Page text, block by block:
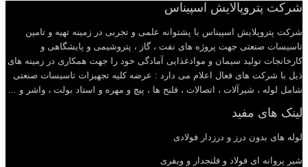
شرکت پتروپالایش اسپیناس
شرکت پتروپلایش اسپیناس با پشتوانه علمی و تجربی در زمینه تهیه و تامین
تاسیسات صنعتی جهت پروژه های نفت ، گاز ، پتروشیمی و پایشگاهی و
کارخانجات تولید سیمان و موادغذایی آمادگی خود را جهت همکاری در زمینه های
ذیل با شرکت های فعال اعلام می دارد : عرضه کلیه تجهیزات تاسیسات صنعتی
شامل لوله ، شیرآلات ، اتصالات ، فلنج ها ، پیچ و مهره و استاد بولت ، واشر و ...
لینک های مفید
لوله های بدون درز و درزدار فولادی
شیر پروانه ای فولاد و فلنجدار و ویفری